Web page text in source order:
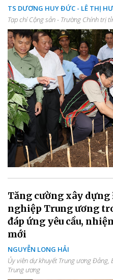
TS DƯƠNG HUY ĐỨC - LÊ THỊ
Tạp chí Cộng sản - Trường Chính trị
Tăng cường xây
nghiệp Trung ương
đáp ứng yêu cầu,
mới
NGUYỄN LONG HẢI
Ủy viên dự khuyết Trung ương
Trung ương